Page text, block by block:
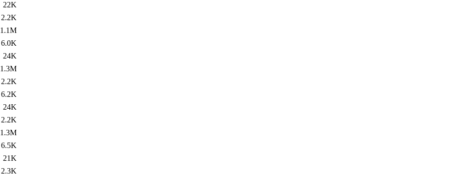
22K
2.2K
1.1M
6.0K
24K
1.3M
2.2K
6.2K
24K
2.2K
1.3M
6.5K
21K
2.3K